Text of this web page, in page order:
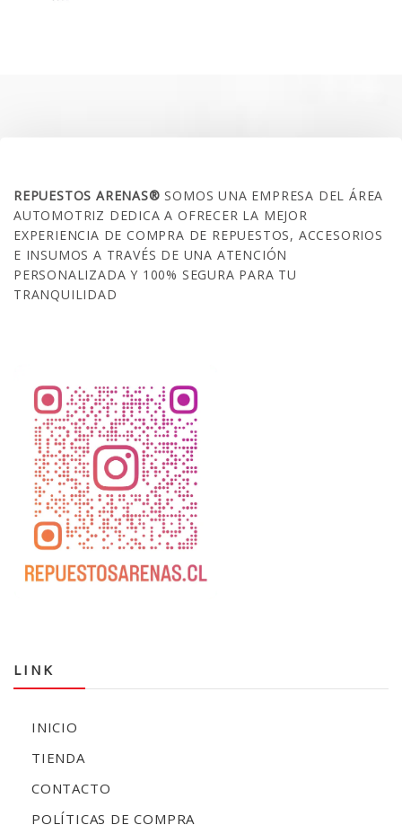
REPUESTOS ARENAS®SOMOS UNA EMPRESA DEL ÁREA
AUTOMOTRIZ DEDICA A OFRECER LA MEJOR
EXPERIENCIA DE COMPRA DE REPUESTOS, ACCESORIOS
E INSUMOS A TRAVÉS DE UNA ATENCIÓN
PERSONALIZADA Y 100% SEGURA PARA TU
TRANQUILIDAD
LINK
INICIO
TIENDA
CONTACTO
POLÍTICAS DE COMPRA